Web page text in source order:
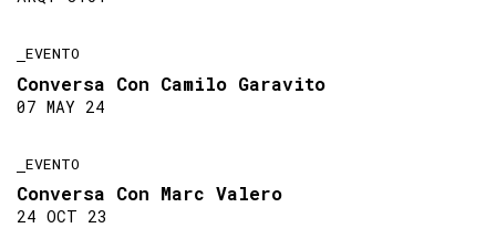
EVENTO
Conversa Con Camilo Garavito
07 MAY 24
EVENTO
Conversa Con Marc Valero
24 OCT 23